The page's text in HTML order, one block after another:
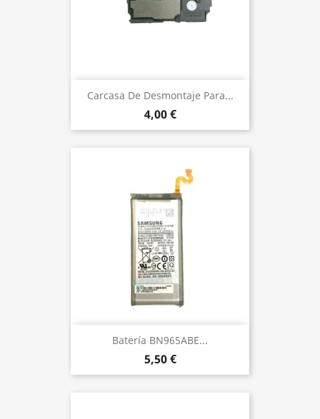
Carcasa De Desmontaje Para...
4,00 €
Batería BN965ABE...
5,50 €